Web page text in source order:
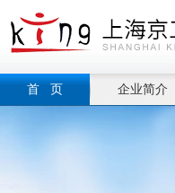
首 页 企业简介